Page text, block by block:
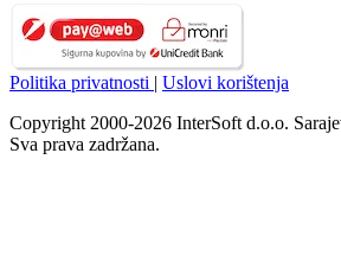
Politika privatnosti
Uslovi korištenja
Copyright 2000-2026 InterSoft d.o.o.
Sva prava zadržana.